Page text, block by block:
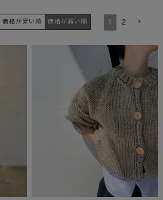
価格が安い順 価格が高い順 1 2